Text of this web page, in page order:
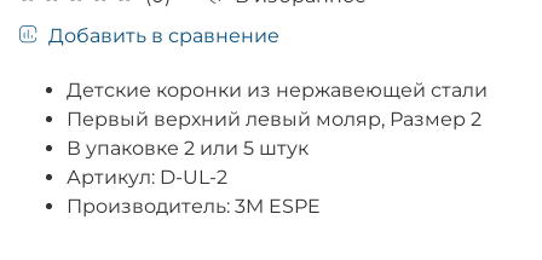
Добавить в сравнение
Детские коронки из нержавеющей стали
Первый верхний левый моляр, Размер 2
В упаковке 2 или 5 штук
Артикул: D-UL-2
Производитель: 3M ESPE